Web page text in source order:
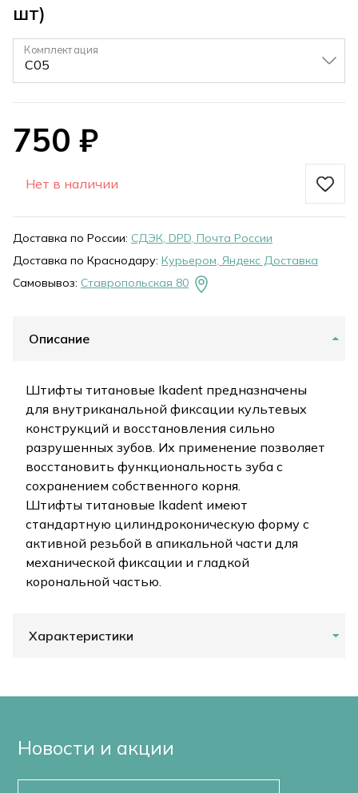
шт)
Комплектация
▼
750 ₽
Нет в наличии
Доставка по России: СДЭК, DPD, Почта России
Доставка по Краснодару: Курьером, Яндекс Доставка
Самовывоз: Ставропольская 80
Описание
Штифты титановые Ikadent предназначены
для внутриканальной фиксации культевых
конструкций и восстановления сильно
разрушенных зубов. Их применение позволяет
восстановить функциональность зуба с
сохранением собственного корня.
Штифты титановые Ikadent имеют
стандартную цилиндроконическую форму с
активной резьбой в апикальной части для
механической фиксации и гладкой
корональной частью.
Характеристики
Новости и акции